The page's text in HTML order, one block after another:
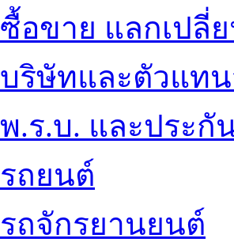
ซื้อขาย แลกเปลี่
บริษัทและตัวแท
พ.ร.บ. และประกั
รถยนต์
รถจักรยานยนต์